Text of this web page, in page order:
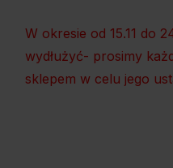
W okresie od 15.11 do
wydłużyć- prosimy
sklepem w celu jego